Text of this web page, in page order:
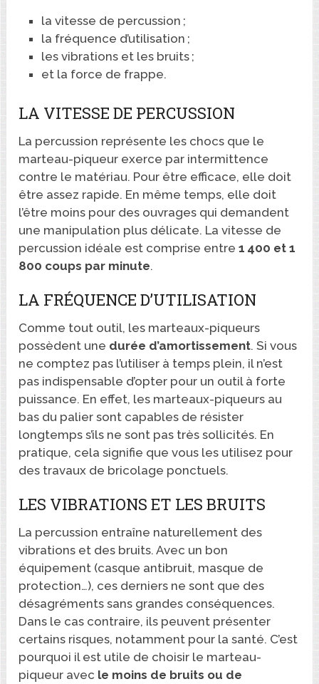
la vitesse de percussion ;
la fréquence d’utilisation ;
les vibrations et les bruits ;
et la force de frappe.
LA VITESSE DE PERCUSSION
La percussion représente les chocs que le
marteau-piqueur exerce par intermittence
contre le matériau. Pour être efficace, elle doit
être assez rapide. En même temps, elle doit
l’être moins pour des ouvrages qui demandent
une manipulation plus délicate. La vitesse de
percussion idéale est comprise entre1 400 et 1
800 coups par minute.
LA FRÉQUENCE D’UTILISATION
Comme tout outil, les marteaux-piqueurs
possèdent une durée d’amortissement. Si vous
ne comptez pas l’utiliser à temps plein, il n’est
pas indispensable d’opter pour un outil à forte
puissance. En effet, les marteaux-piqueurs au
bas du palier sont capables de résister
longtemps s’ils ne sont pas très sollicités. En
pratique, cela signifie que vous les utilisez pour
des travaux de bricolage ponctuels.
LES VIBRATIONS ET LES BRUITS
La percussion entraîne naturellement des
vibrations et des bruits. Avec un bon
équipement (casque antibruit, masque de
protection…), ces derniers ne sont que des
désagréments sans grandes conséquences.
Dans le cas contraire, ils peuvent présenter
certains risques, notamment pour la santé. C’est
pourquoi il est utile de choisir le marteau-
piqueur avec le moins de bruits ou de